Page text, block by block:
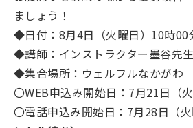
ましょう！
◆日付：8月4日（火曜日）10時00
◆講師：インストラクター墨谷先生
◆集合場所：ウェルフルなかがわ
〇WEB申込み開始日：7月21日（
〇電話申込み開始日：7月28日（